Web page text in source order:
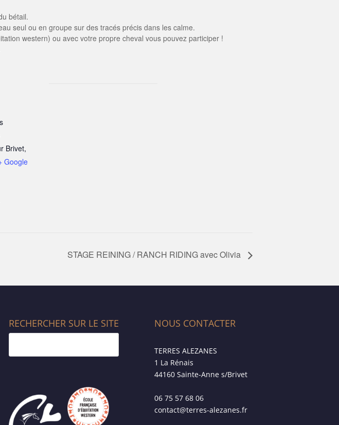
bétail.
seul ou en groupe sur des tracés précis dans les calme.
western) ou avec votre propre cheval vous pouvez participer !
Brivet,
Google
STAGE REINING / RANCH RIDING avec Olivia
RECHERCHER SUR LE SITE NOUS CONTACTER
TERRES ALEZANES
1 La Rénais
44160 Sainte-Anne s/Brivet
06 75 57 68 06
contact@terres-alezanes.fr